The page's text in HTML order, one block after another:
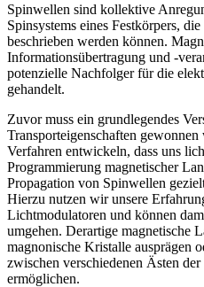
Spinwellen sind kollektive
Spinsystems eines Festkörpers,
beschrieben werden können.
Informationsübertragung und -
potenzielle Nachfolger für die
gehandelt.
Zuvor muss ein grundlegendes
Transporteigenschaften
Verfahren entwickeln, dass uns
Programmierung magnetischer
Propagation von Spinwellen
Hierzu nutzen wir unsere
Lichtmodulatoren und können
umgehen. Derartige magnetische
magnonische Kristalle ausprägen
zwischen verschiedenen Ästen
ermöglichen.